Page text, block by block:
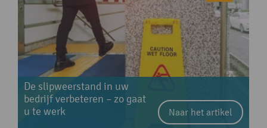
De slipweerstand in uw
bedrijf verbeteren – zo gaat
u te werk
Naar het artikel